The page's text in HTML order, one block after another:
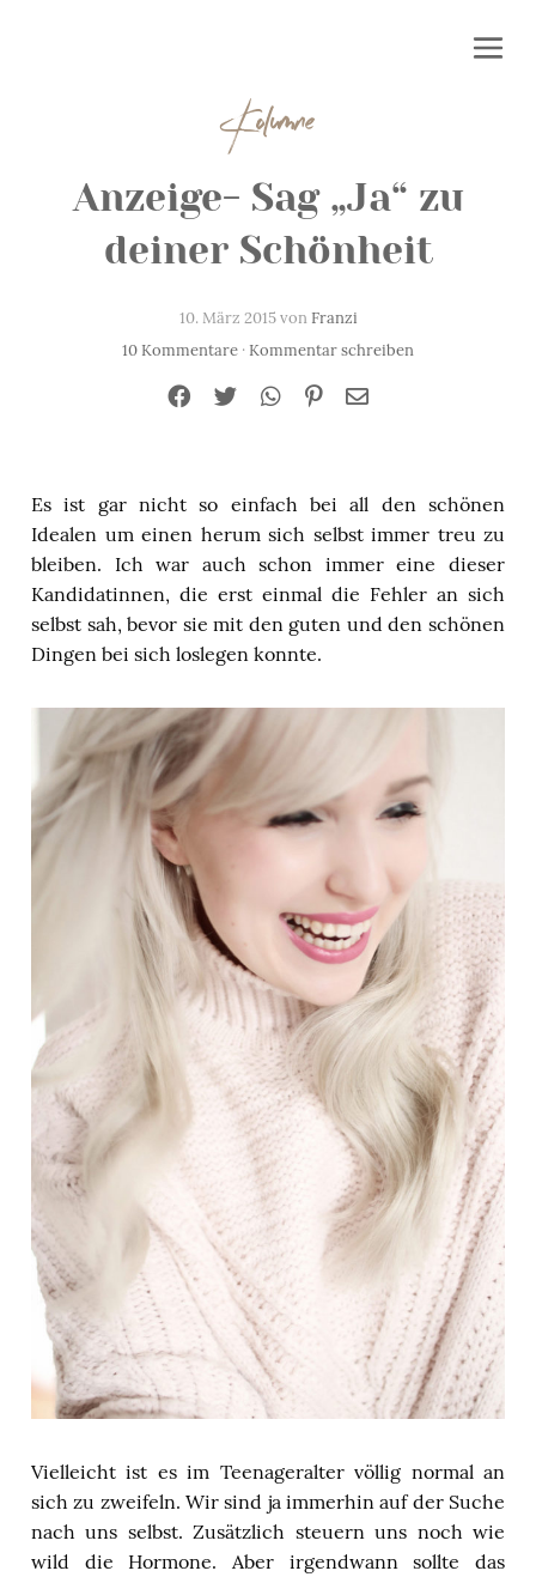
Kolumne
Anzeige- Sag „Ja“ zu
deiner Schönheit
10. März 2015 vonFranzi
10 Kommentare · Kommentar schreiben
Es ist gar nicht so einfach bei all den schönen
Idealen um einen herum sich selbst immer treu zu
bleiben. Ich war auch schon immer eine dieser
Kandidatinnen, die erst einmal die Fehler an sich
selbst sah, bevor sie mit den guten und den schönen
Dingen bei sich loslegen konnte.
Vielleicht ist es im Teenageralter völlig normal an
sich zu zweifeln. Wir sind ja immerhin auf der Suche
nach uns selbst. Zusätzlich steuern uns noch wie
wild die Hormone. Aber irgendwann sollte das